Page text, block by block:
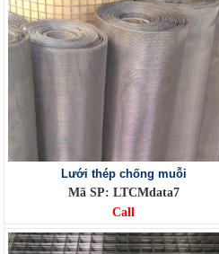
Lưới thép chống muỗi
Mã SP: LTCMdata7
Call